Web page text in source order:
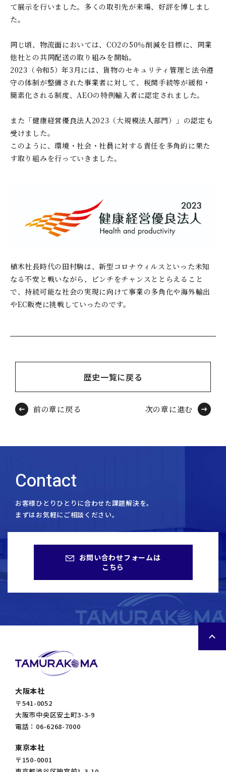
て展示を行いました。多くの取引先が来場、好評を博しまし
た。
同じ頃、物流面においては、CO2の50％削減を目標に、同業
他社との共同配送の取り組みを開始。
2023（令和5）年3月には、貨物のセキュリティ管理と法令遵
守の体制が整備された事業者に対して、税関手続等が緩和・
簡素化される制度、AEOの特例輸入者に認定されました。
また「健康経営優良法人2023（大規模法人部門）」の認定も
受けました。
このように、環境・社会・社員に対する責任を多角的に果た
す取り組みを行っていきました。
植木社長時代の田村駒は、新型コロナウィルスといった未知
なる不安と戦いながら、ピンチをチャンスととらえること
で、持続可能な社会の実現に向けて事業の多角化や海外輸出
やEC販売に挑戦していったのです。
歴史一覧に戻る
前の章に戻る 次の章に進む
Contact
お客様ひとりひとりに合わせた課題解決を。
まずはお気軽にご相談ください。
お問い合わせフォームは
こちら
大阪本社
〒541-0052
大阪市中央区安土町3-3-9
電話：06-6268-7000
東京本社
〒150-0001